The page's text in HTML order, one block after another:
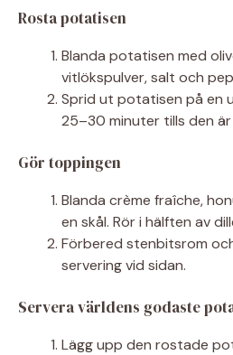
Rosta potatisen
Blanda potatisen med
vitlökspulver, salt och
Sprid ut potatisen på en
25–30 minuter tills den
Gör toppingen
Blanda crème fraîche,
en skål. Rör i hälften av
Förbered stenbitsrom
servering vid sidan.
Servera världens godaste
Lägg upp den rostade